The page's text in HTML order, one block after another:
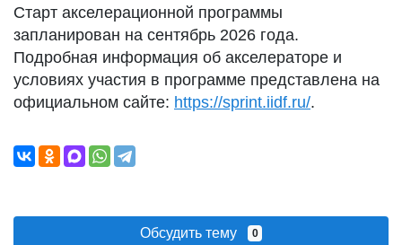
Старт акселерационной программы
запланирован на сентябрь 2026 года.
Подробная информация об акселераторе и
условиях участия в программе представлена на
официальном сайте: https://sprint.iidf.ru/.
Обсудить тему 0